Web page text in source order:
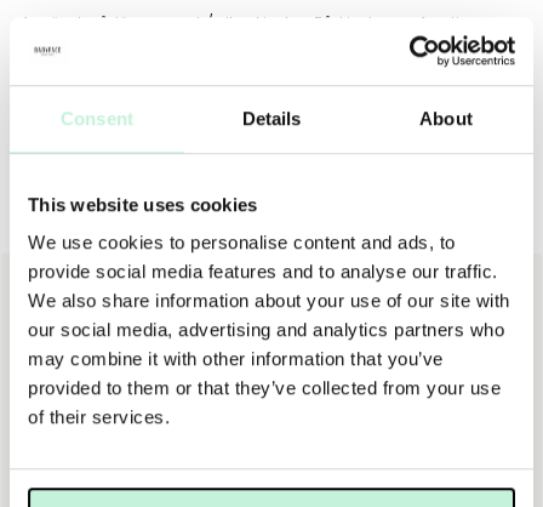
Consent Details About
This website uses cookies
We use cookies to personalise content and ads, to
provide social media features and to analyse our traffic.
We also share information about your use of our site with
our social media, advertising and analytics partners who
may combine it with other information that you’ve
provided to them or that they’ve collected from your use
of their services.
Använd på läppar och/eller kinder. På kinderna: Applicera
stiftet på en kind i taget och tona ut eventuella kanter direkt
Andra köpte även
NY